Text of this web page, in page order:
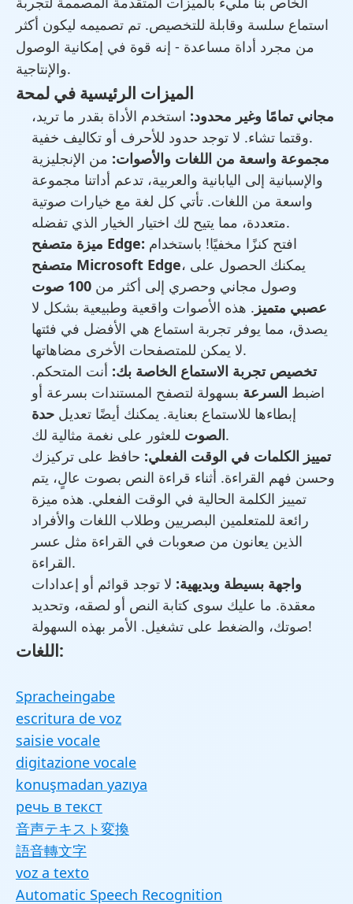
استماع سلسة وقابلة للتخصيص. تم تصميمه ليكون أكثر
من مجرد أداة مساعدة - إنه قوة في إمكانية الوصول
والإنتاجية.
الميزات الرئيسية في لمحة
مجاني تمامًا وغير محدود: استخدم الأداة بقدر ما تريد،
وقتما تشاء. لا توجد حدود للأحرف أو تكاليف خفية.
مجموعة واسعة من اللغات والأصوات: من الإنجليزية
والإسبانية إلى اليابانية والعربية، تدعم أداتنا مجموعة
واسعة من اللغات. تأتي كل لغة مع خيارات صوتية
متعددة، مما يتيح لك اختيار الخيار الذي تفضله.
ميزة متصفح Edge: افتح كنزًا مخفيًا! باستخدام
متصفح Microsoft Edge، يمكنك الحصول على
وصول مجاني وحصري إلى أكثر من
100 صوت
عصبي متميز . هذه الأصوات واقعية وطبيعية بشكل لا
يصدق، مما يوفر تجربة استماع هي الأفضل في فئتها
لا يمكن للمتصفحات الأخرى مضاهاتها.
تخصيص تجربة الاستماع الخاصة بك: أنت المتحكم.
اضبط السرعة بسهولة لتصفح المستندات بسرعة أو
إبطاءها للاستماع بعناية. يمكنك أيضًا تعديل حدة
الصوتللعثور على نغمة مثالية لك.
تمييز الكلمات في الوقت الفعلي: حافظ على تركيزك
وحسن فهم القراءة. أثناء قراءة النص بصوت عالٍ، يتم
تمييز الكلمة الحالية في الوقت الفعلي. هذه ميزة
رائعة للمتعلمين البصريين وطلاب اللغات والأفراد
الذين يعانون من صعوبات في القراءة مثل عسر
القراءة.
واجهة بسيطة وبديهية: لا توجد قوائم أو إعدادات
معقدة. ما عليك سوى كتابة النص أو لصقه، وتحديد
صوتك، والضغط على تشغيل. الأمر بهذه السهولة!
اللغات:
Spracheingabe
escritura de voz
saisie vocale
digitazione vocale
konuşmadan yazıya
речь в текст
音声テキスト変換
語音轉文字
voz a texto
Automatic Speech Recognition